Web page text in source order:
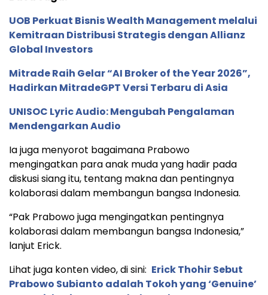
UOB Perkuat Bisnis Wealth Management melalui
Kemitraan Distribusi Strategis dengan Allianz
Global Investors
Mitrade Raih Gelar “AI Broker of the Year 2026”,
Hadirkan MitradeGPT Versi Terbaru di Asia
UNISOC Lyric Audio: Mengubah Pengalaman
Mendengarkan Audio
Ia juga menyorot bagaimana Prabowo
mengingatkan para anak muda yang hadir pada
diskusi siang itu, tentang makna dan pentingnya
kolaborasi dalam membangun bangsa Indonesia.
“Pak Prabowo juga mengingatkan pentingnya
kolaborasi dalam membangun bangsa Indonesia,”
lanjut Erick.
Lihat juga konten video, di sini: Erick Thohir Sebut
Prabowo Subianto adalah Tokoh yang ‘Genuine’